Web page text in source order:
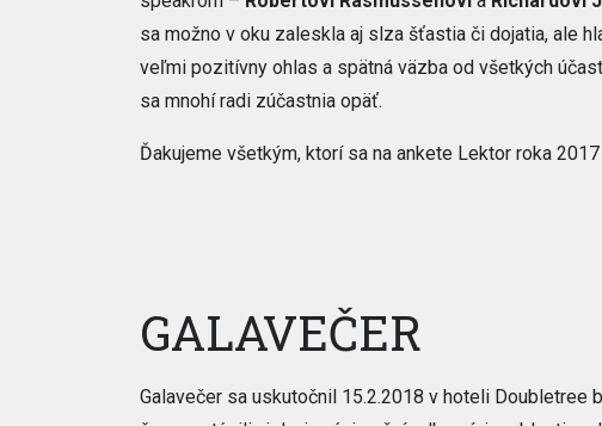
sa možno v oku zaleskla aj slza šťastia či dojatia, ale
veľmi pozitívny ohlas a spätná väzba od všetkých
sa mnohí radi zúčastnia opäť.
Ďakujeme všetkým, ktorí sa na ankete Lektor roka
GALAVEČER
Galavečer sa uskutočnil 15.2.2018 v hoteli